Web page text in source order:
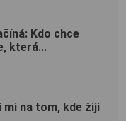
Kdo chce
která...
mi na tom, kde žiji